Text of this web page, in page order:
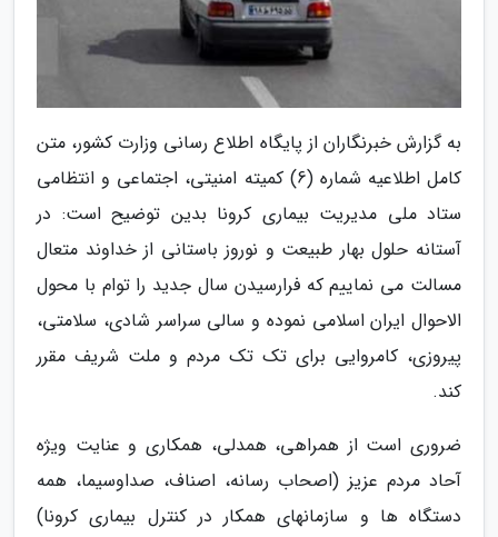
به گزارش خبرنگاران از پایگاه اطلاع رسانی وزارت کشور، متن
کامل اطلاعیه شماره (6) کمیته امنیتی، اجتماعی و انتظامی
ستاد ملی مدیریت بیماری کرونا بدین توضیح است: در
آستانه حلول بهار طبیعت و نوروز باستانی از خداوند متعال
مسالت می­ نماییم که فرارسیدن سال جدید را توام با محول
الاحوال ایران اسلامی نموده و سالی سراسر شادی، سلامتی،
پیروزی، کامروایی برای تک تک مردم و ملت شریف مقرر
کند.
ضروری است از همراهی، همدلی، همکاری و عنایت ویژه
آحاد مردم عزیز (اصحاب رسانه، اصناف، صداوسیما، همه
دستگاه ها و سازمانهای همکار در کنترل بیماری کرونا)